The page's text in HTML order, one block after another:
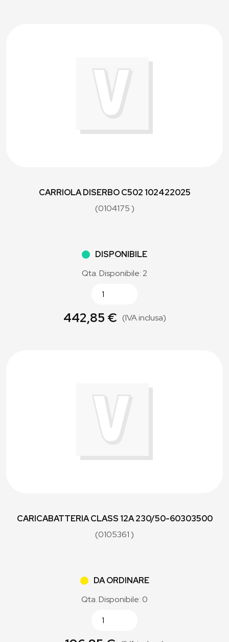
CARRIOLA DISERBO C502 102422025
(0104175 )
DISPONIBILE
Qta. Disponibile: 2
442,85 € (IVA inclusa)
CARICABATTERIA CLASS 12A 230/50-60303500
(0105361 )
DA ORDINARE
Qta. Disponibile: 0